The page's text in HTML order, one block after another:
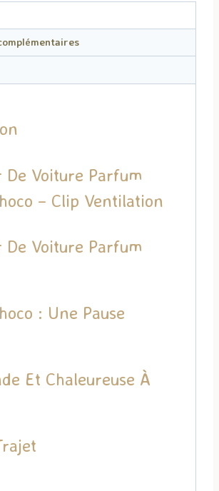
De Voiture Parfum
– Clip Ventilation
De Voiture Parfum
: Une Pause
Et Chaleureuse À